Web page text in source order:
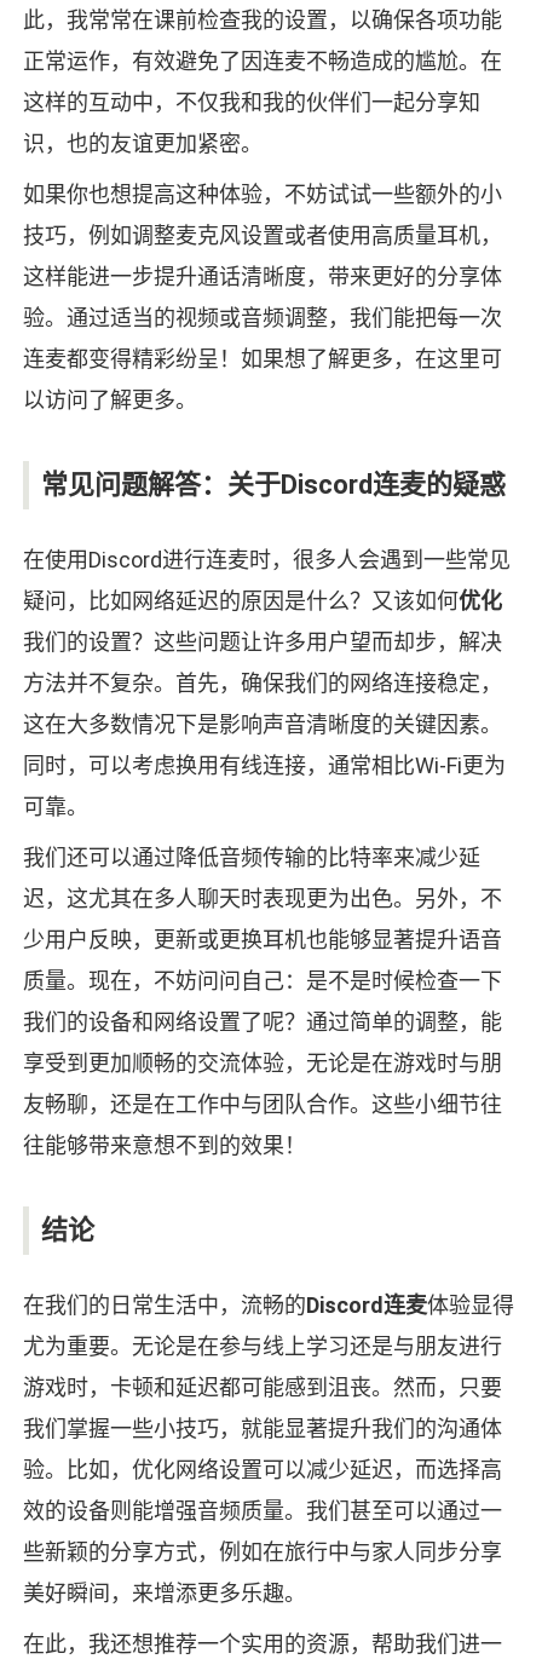
此，我常常在课前检查我的设置，以确保各项功能
正常运作，有效避免了因连麦不畅造成的尴尬。在
这样的互动中，不仅我和我的伙伴们一起分享知
识，也的友谊更加紧密。
如果你也想提高这种体验，不妨试试一些额外的小
技巧，例如调整麦克风设置或者使用高质量耳机，
这样能进一步提升通话清晰度，带来更好的分享体
验。通过适当的视频或音频调整，我们能把每一次
连麦都变得精彩纷呈！如果想了解更多，在这里可
以访问了解更多。
常见问题解答：关于Discord连麦的疑惑
在使用Discord进行连麦时，很多人会遇到一些常见
疑问，比如网络延迟的原因是什么？又该如何优化
我们的设置？这些问题让许多用户望而却步，解决
方法并不复杂。首先，确保我们的网络连接稳定，
这在大多数情况下是影响声音清晰度的关键因素。
同时，可以考虑换用有线连接，通常相比Wi-Fi更为
可靠。
我们还可以通过降低音频传输的比特率来减少延
迟，这尤其在多人聊天时表现更为出色。另外，不
少用户反映，更新或更换耳机也能够显著提升语音
质量。现在，不妨问问自己：是不是时候检查一下
我们的设备和网络设置了呢？通过简单的调整，能
享受到更加顺畅的交流体验，无论是在游戏时与朋
友畅聊，还是在工作中与团队合作。这些小细节往
往能够带来意想不到的效果！
结论
在我们的日常生活中，流畅的Discord连麦体验显得
尤为重要。无论是在参与线上学习还是与朋友进行
游戏时，卡顿和延迟都可能感到沮丧。然而，只要
我们掌握一些小技巧，就能显著提升我们的沟通体
验。比如，优化网络设置可以减少延迟，而选择高
效的设备则能增强音频质量。我们甚至可以通过一
些新颖的分享方式，例如在旅行中与家人同步分享
美好瞬间，来增添更多乐趣。
在此，我还想推荐一个实用的资源，帮助我们进一